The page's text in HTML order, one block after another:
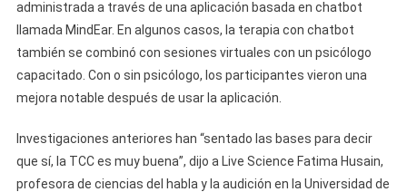
administrada a través de una aplicación basada en chatbot
llamada MindEar. En algunos casos, la terapia con chatbot
también se combinó con sesiones virtuales con un psicólogo
capacitado. Con o sin psicólogo, los participantes vieron una
mejora notable después de usar la aplicación.
Investigaciones anteriores han “sentado las bases para decir
que sí, la TCC es muy buena”, dijo a Live Science Fatima Husain,
profesora de ciencias del habla y la audición en la Universidad de